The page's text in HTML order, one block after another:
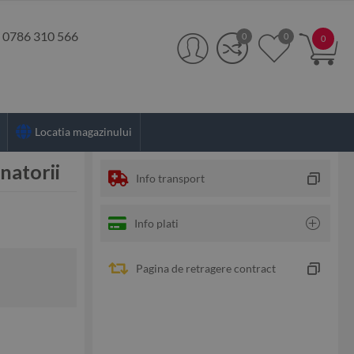
0786 310 566 0
0 0
Locatia magazinului
Info transport
Info plati
Pagina de retragere contract